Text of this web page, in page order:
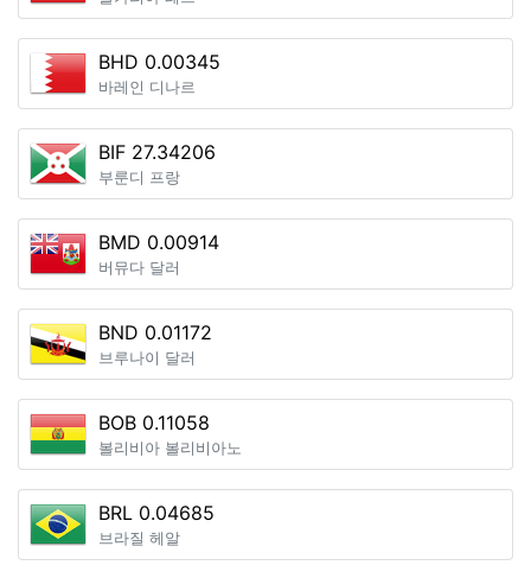
BHD 0.00345
바레인 디나르
BIF 27.34206
부룬디 프랑
BMD 0.00914
버뮤다 달러
BND 0.01172
브루나이 달러
BOB 0.11058
볼리비아 볼리비아노
BRL 0.04685
브라질 헤알